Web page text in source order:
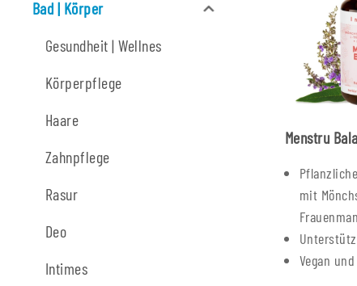
Menstru
mit
Vegan
Bad | Körper
Gesundheit | Wellnes
Körperpflege
Haare
Zahnpflege
Rasur
Deo
Intimes